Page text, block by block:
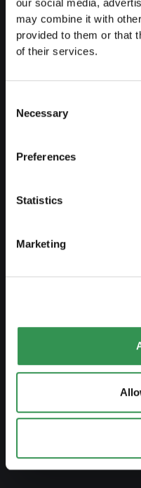
our social media,
may combine it with
provided to them or that
of their services.
Selection
Necessary
Preferences
Statistics
Marketing
PREPARARSI
Aspetti fiscali
Panoramica forme
Costituire una Snc
Costituire
Costituire una succursale